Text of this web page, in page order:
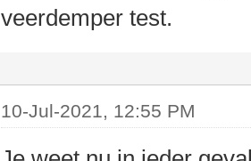
veerdemper test.
10-Jul-2021, 12:55 PM